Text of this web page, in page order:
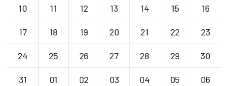
10 11 12 13 14 15 16
17 18 19 20 21 22 23
24 25 26 27 28 29 30
31 01 02 03 04 05 06